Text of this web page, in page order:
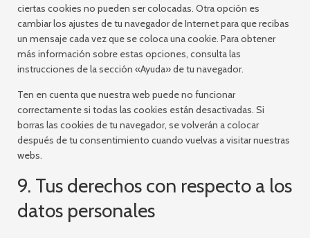
ciertas cookies no pueden ser colocadas. Otra opción es
cambiar los ajustes de tu navegador de Internet para que recibas
un mensaje cada vez que se coloca una cookie. Para obtener
más información sobre estas opciones, consulta las
instrucciones de la sección «Ayuda» de tu navegador.
Ten en cuenta que nuestra web puede no funcionar
correctamente si todas las cookies están desactivadas. Si
borras las cookies de tu navegador, se volverán a colocar
después de tu consentimiento cuando vuelvas a visitar nuestras
webs.
9. Tus derechos con respecto a los
datos personales